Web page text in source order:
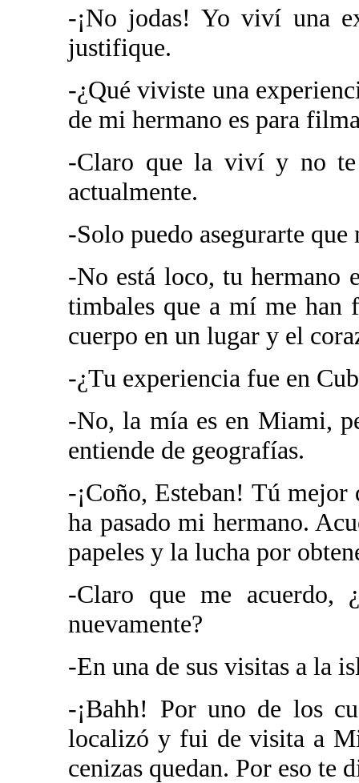
-¡No jodas! Yo viví una
justifique.
-¿Qué viviste una
de mi hermano es para
-Claro que la viví y no te
actualmente.
-Solo puedo asegurarte
-No está loco, tu hermano
timbales que a mí me
cuerpo en un lugar y el
-¿Tu experiencia fue en
-No, la mía es en Miami,
entiende de geografías.
-¡Coño, Esteban! Tú mejor
ha pasado mi hermano.
papeles y la lucha por
-Claro que me acuerdo,
nuevamente?
-En una de sus visitas a la
-¡Bahh! Por uno de los
localizó y fui de visita a
cenizas quedan. Por eso te